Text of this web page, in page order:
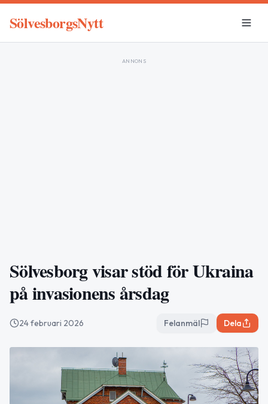
SölvesborgsNytt
ANNONS
Sölvesborg visar stöd för Ukraina
på invasionens årsdag
24 februari 2026 Felanmäl Dela